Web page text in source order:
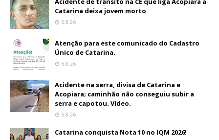
Catarina deixa jovem morto
6.8.26
Atenção para este comunicado do Cadastro
Único de Catarina.
6.8.26
Acidente na serra, divisa de Catarina e
Acopiara; caminhão não conseguiu subir a
serra e capotou. Vídeo.
6.8.26
Catarina conquista Nota 10 no IQM 2026!